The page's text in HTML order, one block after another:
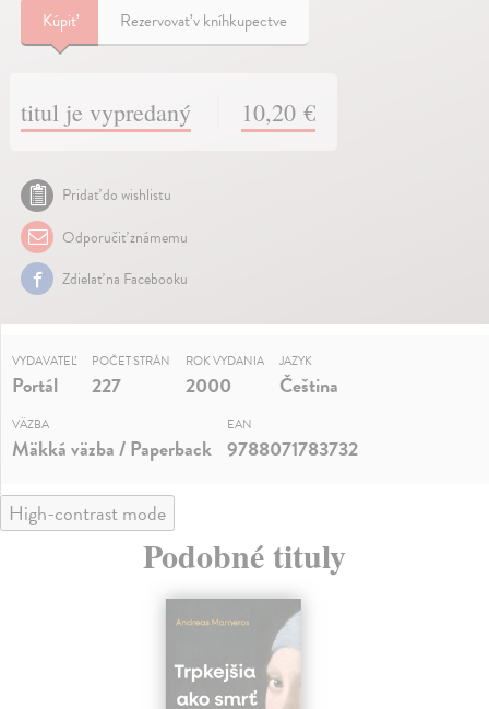
Kúpiť Rezervovať v kníhkupectve
titul je vypredaný 10,20 €
Pridať do wishlistu
Odporučiť známemu
Zdielať na Facebooku
VYDAVATEĽ
Portál
POČET STRÁN
227
ROK VYDANIA
2000
JAZYK
Čeština
VÄZBA
Mäkká väzba / Paperback
EAN
9788071783732
High-contrast mode
Podobné tituly